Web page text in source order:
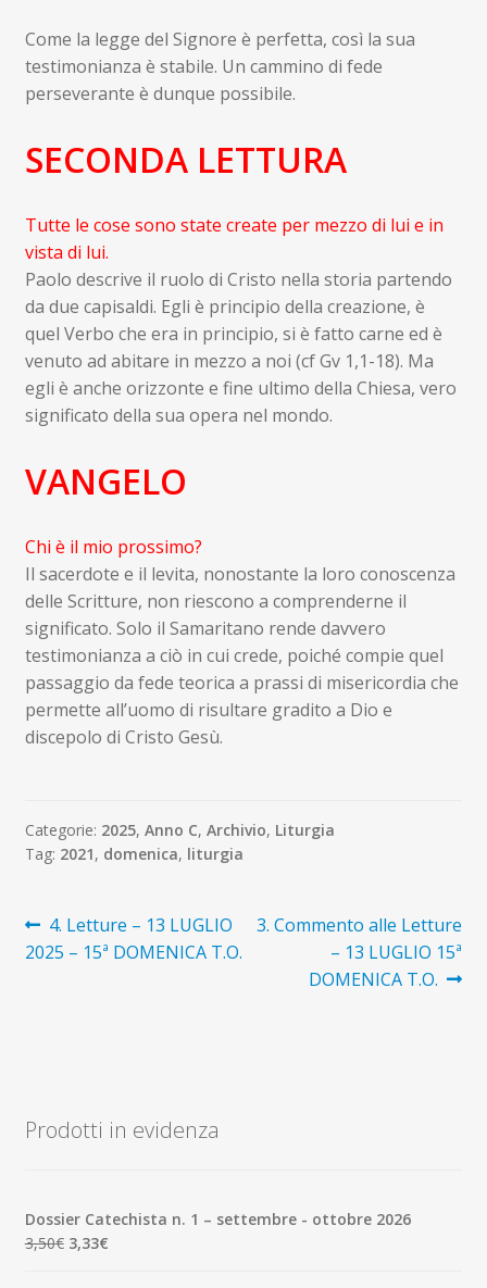
Come la legge del Signore è perfetta, così la sua
testimonianza è stabile. Un cammino di fede
perseverante è dunque possibile.
SECONDA LETTURA
Tutte le cose sono state create per mezzo di lui e in
vista di lui.
Paolo descrive il ruolo di Cristo nella storia partendo
da due capisaldi. Egli è principio della creazione, è
quel Verbo che era in principio, si è fatto carne ed è
venuto ad abitare in mezzo a noi (cf Gv 1,1-18). Ma
egli è anche orizzonte e fine ultimo della Chiesa, vero
significato della sua opera nel mondo.
VANGELO
Chi è il mio prossimo?
Il sacerdote e il levita, nonostante la loro conoscenza
delle Scritture, non riescono a comprenderne il
significato. Solo il Samaritano rende davvero
testimonianza a ciò in cui crede, poiché compie quel
passaggio da fede teorica a prassi di misericordia che
permette all’uomo di risultare gradito a Dio e
discepolo di Cristo Gesù.
Categorie: 2025, Anno C, Archivio, Liturgia
Tag: 2021, domenica, liturgia
Navigazione
articoli
Articolo
precedente:
4. Letture – 13 LUGLIO
2025 – 15ª DOMENICA T.O.
Articolo
successivo:
3. Commento alle Letture
– 13 LUGLIO 15ª
DOMENICA T.O.
Prodotti in evidenza
Dossier Catechista n. 1 – settembre - ottobre 2026
3,50€ Il
3,33€Il